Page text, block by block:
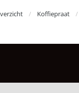
Koffiepraat